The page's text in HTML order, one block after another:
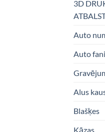
3D
Auto
Auto
Alus
Blašķes
Kāzas